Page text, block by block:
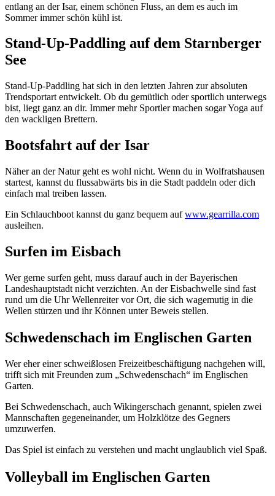
entlang an der Isar, einem schönen Fluss, an dem es auch im
Sommer immer schön kühl ist.
Stand-Up-Paddling auf dem Starnberger
See
Stand-Up-Paddling hat sich in den letzten Jahren zur absoluten
Trendsportart entwickelt. Ob du gemütlich oder sportlich unterwegs
bist, liegt ganz an dir. Immer mehr Sportler machen sogar Yoga auf
den wackligen Brettern.
Bootsfahrt auf der Isar
Näher an der Natur geht es wohl nicht. Wenn du in Wolfratshausen
startest, kannst du flussabwärts bis in die Stadt paddeln oder dich
einfach mal treiben lassen.
Ein Schlauchboot kannst du ganz bequem aufwww.gearrilla.com
ausleihen.
Surfen im Eisbach
Wer gerne surfen geht, muss darauf auch in der Bayerischen
Landeshauptstadt nicht verzichten. An der Eisbachwelle sind fast
rund um die Uhr Wellenreiter vor Ort, die sich wagemutig in die
Wellen stürzen und ihr Können unter Beweis stellen.
Schwedenschach im Englischen Garten
Wer eher einer schweißlosen Freizeitbeschäftigung nachgehen will,
trifft sich mit Freunden zum „Schwedenschach“ im Englischen
Garten.
Bei Schwedenschach, auch Wikingerschach genannt, spielen zwei
Mannschaften gegeneinander, um Holzklötze des Gegners
umzuwerfen.
Das Spiel ist einfach zu verstehen und macht unglaublich viel Spaß.
Volleyball im Englischen Garten